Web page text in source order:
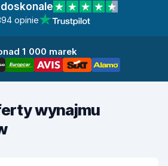
opinie
1 000 marek
wynajmu